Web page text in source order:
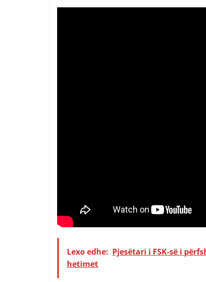
Lexo edhe: Pjesëtari i FSK-së i
hetimet